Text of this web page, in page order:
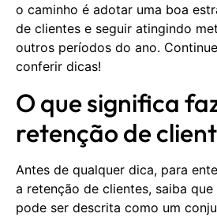
o caminho é adotar uma boa
de clientes e seguir atingindo
outros períodos do ano.
conferir dicas!
O que significa
retenção de
Antes de qualquer dica, para
a retenção de clientes, saiba
pode ser descrita como um